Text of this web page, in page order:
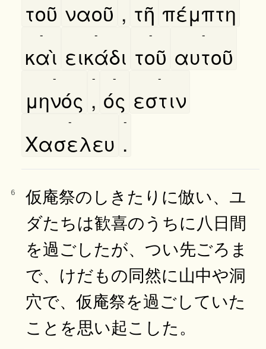
τοῦ ναοῦ , τῆ πέμπτη
καὶ
-
εικάδι
-
τοῦ
-
αυτοῦ
-
μηνός
-
,
-
ός
-
εστιν
-
Χασελευ
-
.
-
6
仮庵祭のしきたりに倣い、ユ
ダたちは歓喜のうちに八日間
を過ごしたが、つい先ごろま
で、けだもの同然に山中や洞
穴で、仮庵祭を過ごしていた
ことを思い起こした。